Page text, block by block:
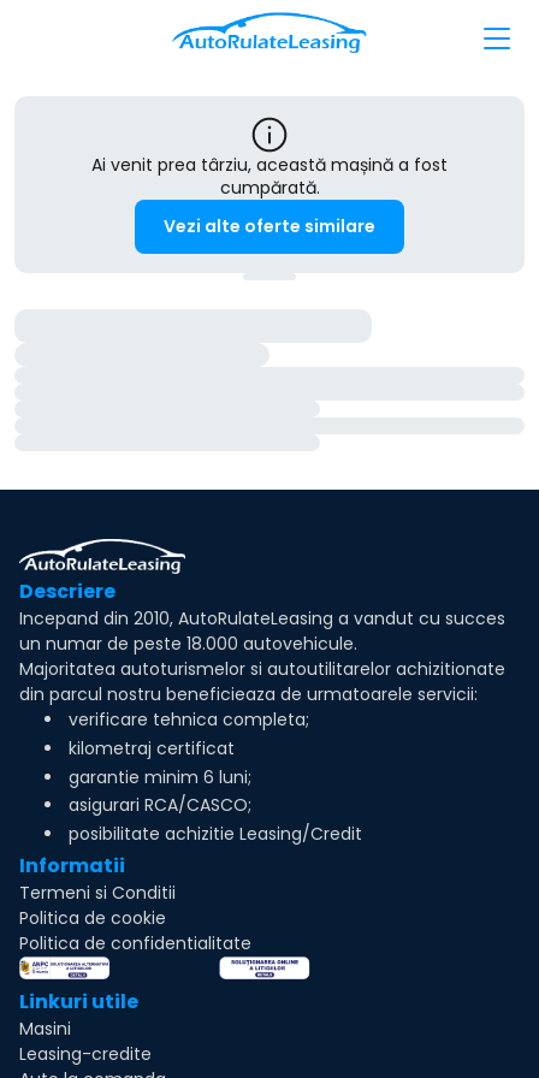
Ai venit prea târziu, această mașină a fost
cumpărată.
Vezi alte oferte similare
Descriere
Incepand din 2010, AutoRulateLeasing a vandut cu succes
un numar de peste 18.000 autovehicule.
Majoritatea autoturismelor si autoutilitarelor achizitionate
din parcul nostru beneficieaza de urmatoarele servicii:
verificare tehnica completa;
kilometraj certificat
garantie minim 6 luni;
asigurari RCA/CASCO;
posibilitate achizitie Leasing/Credit
Informatii
Termeni si Conditii
Politica de cookie
Politica de confidentialitate
Linkuri utile
Masini
Leasing-credite